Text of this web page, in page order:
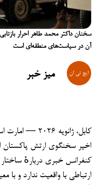
سخنان داکتر محمد طاهر احرار
آن در سیاست‌های منطقه‌ای است
میز خبر
کابل، ژانویه
اخیر سخنگوی ارتش پاکستان
کنفرانس خبری دربارهٔ
ارتباطی با واقعیت ندارد و